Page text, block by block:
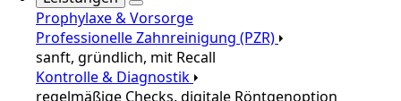
Prophylaxe & Vorsorge
Professionelle Zahnreinigung (PZR)
sanft, gründlich, mit Recall
Kontrolle & Diagnostik
regelmäßige Checks, digitale Röntgenoption